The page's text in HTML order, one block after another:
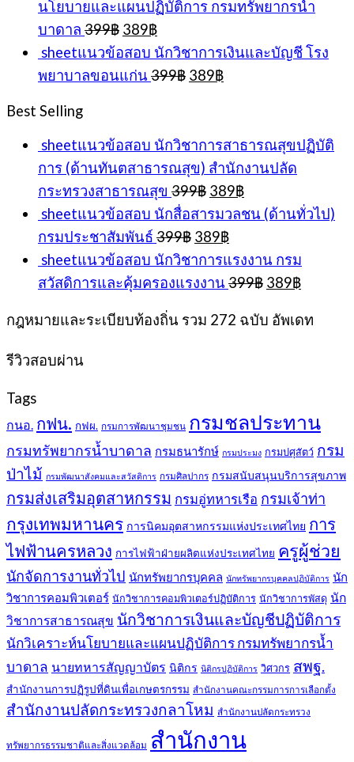
นโยบายและแผนปฏิบัติการ กรมทรัพยากรน้ำ
บาดาล 399฿ Original
was:
399฿.
389฿Current
price
is:
389฿.
sheetแนวข้อสอบ นักวิชาการเงินและบัญชี โรง
พยาบาลขอนแก่น 399฿ Original
389฿Current
Best Selling
sheetแนวข้อสอบ นักวิชาการสาธารณสุขปฏิบัติ
การ (ด้านทันตสาธารณสุข) สำนักงานปลัด
กระทรวงสาธารณสุข 399฿ Original
was:
399฿.
389฿Current
price
is:
sheetแนวข้อสอบ นักสื่อสารมวลชน (ด้านทั่วไป)
กรมประชาสัมพันธ์ 399฿ Original
was:
399฿.
389฿Current
is:
389฿.
sheetแนวข้อสอบ นักวิชาการแรงงาน กรม
สวัสดิการและคุ้มครองแรงงาน 399฿ Original
was:
389฿Current
is:
กฎหมายและระเบียบท้องถิ่น รวม 272 ฉบับ อัพเดท
รีวิวสอบผ่าน
Tags
กนอ. กฟน. กฟผ. กรมการพัฒนาชุมชน กรมชลประทาน
กรมทรัพยากรน้ำบาดาล กรมธนารักษ์ กรมประมง กรมปศุสัตว์ กรม
ป่าไม้ กรมพัฒนาสังคมและสวัสดิการ กรมศิลปากร กรมสนับสนุนบริการสุขภาพ
กรมส่งเสริมอุตสาหกรรม กรมอู่ทหารเรือ กรมเจ้าท่า
กรุงเทพมหานคร การนิคมอุตสาหกรรมแห่งประเทศไทย การ
ไฟฟ้านครหลวง การไฟฟ้าฝ่ายผลิตแห่งประเทศไทย ครูผู้ช่วย
นักจัดการงานทั่วไป นักทรัพยากรบุคคล นักทรัพยากรบุคคลปฏิบัติการ นัก
วิชาการคอมพิวเตอร์ นักวิชาการคอมพิวเตอร์ปฏิบัติการ นักวิชาการพัสดุ นัก
วิชาการสาธารณสุข นักวิชาการเงินและบัญชีปฏิบัติการ
นักวิเคราะห์นโยบายและแผนปฏิบัติการ กรมทรัพยากรน้ำ
บาดาล นายทหารสัญญาบัตร นิติกร นิติกรปฏิบัติการ วิศวกร สพฐ.
สำนักงานการปฏิรูปที่ดินเพื่อเกษตรกรรม สำนักงานคณะกรรมการการเลือกตั้ง
สำนักงานปลัดกระทรวงกลาโหม สำนักงานปลัดกระทรวง
ทรัพยากรธรรมชาติและสิ่งแวดล้อม สำนักงาน